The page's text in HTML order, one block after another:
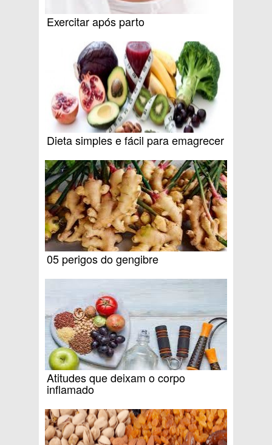
Exercitar após parto
Dieta simples e fácil para emagrecer
05 perigos do gengibre
Atitudes que deixam o corpo
inflamado